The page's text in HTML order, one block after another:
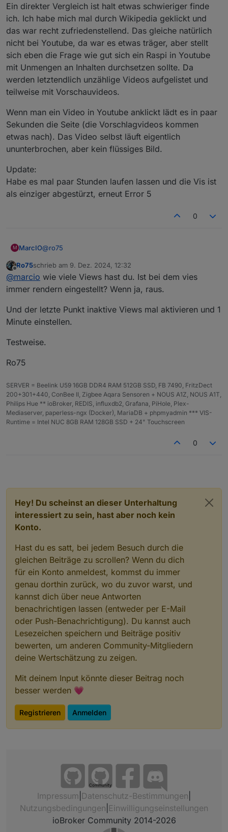
raspi Problem ist.
Wenn alles andere super läuft,
Dann könnte man von deinem raspi aus den iob mal
anpinselnd und die Latenz prüfen, nur um doch
netzprobleme auszuschließen.
Evtl zum Port? Warum hast du den Port des iob
angepasst? Ist normalerweise kein Problem aber wer
weiß. Von deinem anderen Rechner scheint es ja gut
zu laufen.
Dann kannst du auf deinen raspi mal top laufen lassen
um die Auslastung und speicherverbrauch mal zu
überwachen. Wer weiß was da sonst noch drauf läuft.
Ein direkter Vergleich ist halt etwas schwieriger finde
ich. Ich habe mich mal durch Wikipedia geklickt und
das war recht zufriedenstellend. Das gleiche natürlich
nicht bei Youtube, da war es etwas träger, aber stellt
sich eben die Frage wie gut sich ein Raspi in Youtube
mit Unmengen an Inhalten durchsetzen sollte. Da
werden letztendlich unzählige Videos aufgelistet und
teilweise mit Vorschauvideos.
Wenn man ein Video in Youtube anklickt lädt es in paar
Sekunden die Seite (die Vorschlagvideos kommen
etwas nach). Das Video selbst läuft eigentlich
ununterbrochen, aber kein flüssiges Bild.
Update:
Habe es mal paar Stunden laufen lassen und die Vis ist
als einziger abgestürzt, erneut Error 5
0
M MarcIO@ro75
Wenn ich mit eben durch die Ansichten tippe,
bsp. Von der Hauptansicht weiter in eine andere,
dann wieder zurück usw. Oder es ist eben auch
nach einer Zeit so unabhängig von meinen
Aktionen.
1x 2000x1200px. Die sind aber nach meinem
Schaut bei mir so aus:
Offline
Ro75schrieb am 9. Dez. 2024, 12:32
zuletzt editiert von
@marcio wie viele Views hast du. Ist bei dem vies
immer rendern eingestellt? Wenn ja, raus.
Und der letzte Punkt inaktive Views mal aktivieren und 1
Minute einstellen.
Testweise.
Ro75
SERVER = Beelink U59 16GB DDR4 RAM 512GB SSD, FB 7490, FritzDect
200+301+440, ConBee II, Zigbee Aqara Sensoren + NOUS A1Z, NOUS A1T,
Philips Hue ** ioBroker, REDIS, influxdb2, Grafana, PiHole, Plex-
Mediaserver, paperless-ngx (Docker), MariaDB + phpmyadmin *** VIS-
Runtime = Intel NUC 8GB RAM 128GB SSD + 24" Touchscreen
0
Hey! Du scheinst an dieser Unterhaltung
interessiert zu sein, hast aber noch kein
Konto.
Hast du es satt, bei jedem Besuch durch die
gleichen Beiträge zu scrollen? Wenn du dich
für ein Konto anmeldest, kommst du immer
genau dorthin zurück, wo du zuvor warst, und
kannst dich über neue Antworten
benachrichtigen lassen (entweder per E-Mail
oder Push-Benachrichtigung). Du kannst auch
Lesezeichen speichern und Beiträge positiv
bewerten, um anderen Community-Mitgliedern
deine Wertschätzung zu zeigen.
Mit deinem Input könnte dieser Beitrag noch
besser werden 💗
Registrieren Anmelden
Community
Impressum Datenschutz-Bestimmungen
Nutzungsbedingungen Einwilligungseinstellungen
ioBroker Community 2014-2026